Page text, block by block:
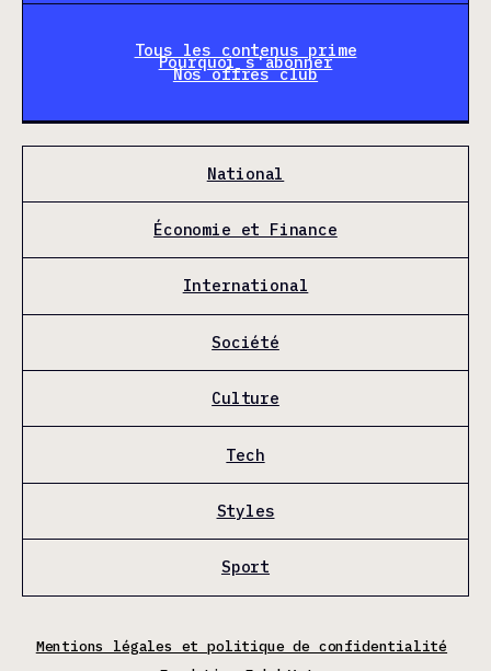
Tous les contenus prime
Pourquoi s'abonner
Nos offres club
National
Économie et Finance
International
Société
Culture
Tech
Styles
Sport
Mentions légales et politique de confidentialité